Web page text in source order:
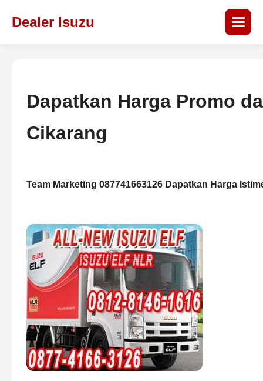
Dealer Isuzu
Dapatkan Harga Promo
Cikarang
Team Marketing 087741663126 Dapatkan Harga